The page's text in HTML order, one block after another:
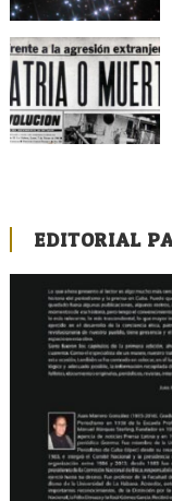
EDITORIAL